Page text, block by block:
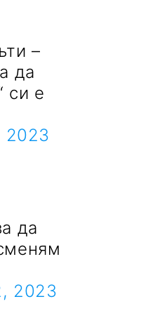
–
да
си е
2023
да
2023